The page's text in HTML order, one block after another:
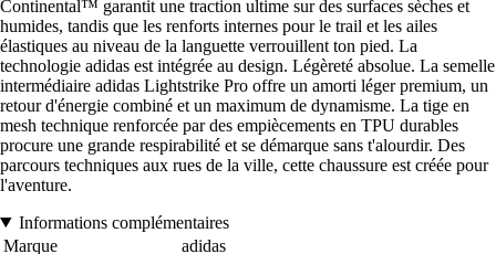
Continental™ garantit une traction ultime sur des surfaces sèches et
humides, tandis que les renforts internes pour le trail et les ailes
élastiques au niveau de la languette verrouillent ton pied. La
technologie adidas est intégrée au design. Légèreté absolue. La semelle
intermédiaire adidas Lightstrike Pro offre un amorti léger premium, un
retour d'énergie combiné et un maximum de dynamisme. La tige en
mesh technique renforcée par des empiècements en TPU durables
procure une grande respirabilité et se démarque sans t'alourdir. Des
parcours techniques aux rues de la ville, cette chaussure est créée pour
l'aventure.
Informations complémentaires
Marque
adidas